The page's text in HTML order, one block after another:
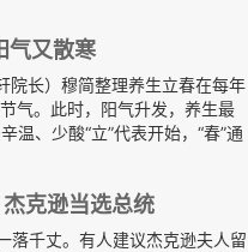
气又散寒
院长）穆简整理养生立春在每年
气。此时，阳气升发，养生最
温、少酸“立”代表开始，“春”通
克逊当选总统
落千丈。有人建议杰克逊夫人留